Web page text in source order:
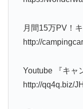
月間15万PV！
http://
Youtube 『キャ
http://qq4q.biz/